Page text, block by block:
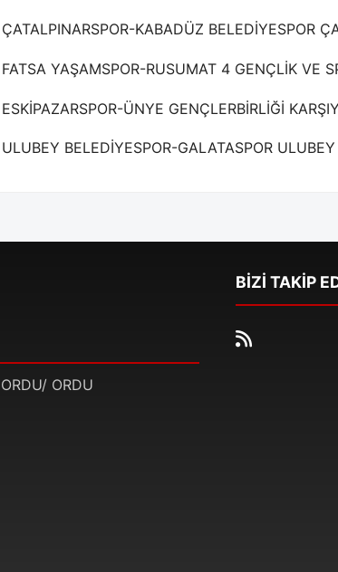
KABADÜZ BELEDİYESPOR
YAŞAMSPOR-RUSUMAT 4 GENÇLİK VE
ÜNYE GENÇLERBİRLİĞİ
BELEDİYESPOR-GALATASPOR
ORDU
BİZİ TAKİP